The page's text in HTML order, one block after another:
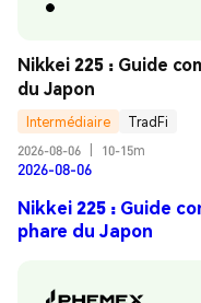
Nikkei 225 : Guide
du Japon
Intermédiaire
TradFi
2026-08-06
10-15m
2026-08-06
Nikkei 225 : Guide
phare du Japon